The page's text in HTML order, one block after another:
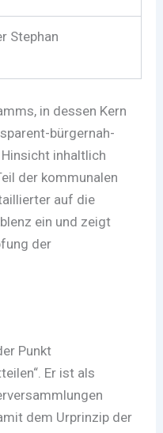
Stephan
in dessen Kern
bürgernah-
inhaltlich
der kommunalen
auf die
ein und zeigt
der
Punkt
Er ist als
dem Urprinzip der